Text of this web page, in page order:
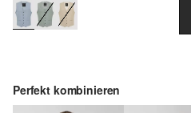
Perfekt kombinieren